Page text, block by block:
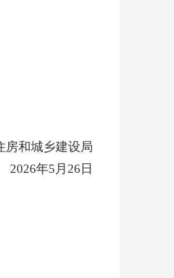
房和城乡建设局
2026年5 月 26 日